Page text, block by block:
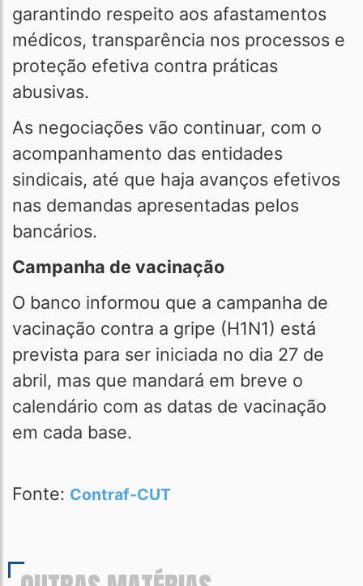
garantindo respeito aos afastamentos
médicos, transparência nos processos e
proteção efetiva contra práticas
abusivas.
As negociações vão continuar, com o
acompanhamento das entidades
sindicais, até que haja avanços efetivos
nas demandas apresentadas pelos
bancários.
Campanha de vacinação
O banco informou que a campanha de
vacinação contra a gripe (H1N1) está
prevista para ser iniciada no dia 27 de
abril, mas que mandará em breve o
calendário com as datas de vacinação
em cada base.
Fonte: Contraf-CUT